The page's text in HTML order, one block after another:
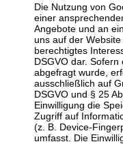
Die Nutzung von
einer
Angebote und an
uns auf der
berechtigtes
DSGVO dar.
abgefragt wurde,
ausschließlich auf
DSGVO und § 25
Einwilligung die
Zugriff auf
(z. B. Device-
umfasst. Die